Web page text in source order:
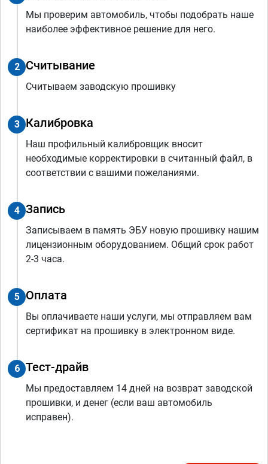
Мы проверим автомобиль, чтобы подобрать наше
наиболее эффективное решение для него.
2 Считывание
Считываем заводскую прошивку
3 Калибровка
Наш профильный калибровщик вносит
необходимые корректировки в считанный файл, в
соответствии с вашими пожеланиями.
4 Запись
Записываем в память ЭБУ новую прошивку нашим
лицензионным оборудованием. Общий срок работ
2-3 часа.
5 Оплата
Вы оплачиваете наши услуги, мы отправляем вам
сертификат на прошивку в электронном виде.
6 Тест-драйв
Мы предоставляем 14 дней на возврат заводской
прошивки, и денег (если ваш автомобиль
исправен).